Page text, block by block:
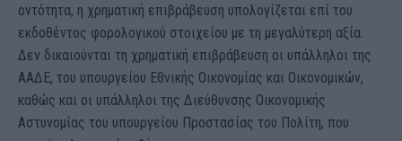
οντότητα, η χρηματική επιβράβευση υπολογίζεται επί του
εκδοθέντος φορολογικού στοιχείου με τη μεγαλύτερη αξία.
Δεν δικαιούνται τη χρηματική επιβράβευση οι υπάλληλοι της
ΑΑΔΕ, του υπουργείου Εθνικής Οικονομίας και Οικονομικών,
καθώς και οι υπάλληλοι της Διεύθυνσης Οικονομικής
Αστυνομίας του υπουργείου Προστασίας του Πολίτη, που